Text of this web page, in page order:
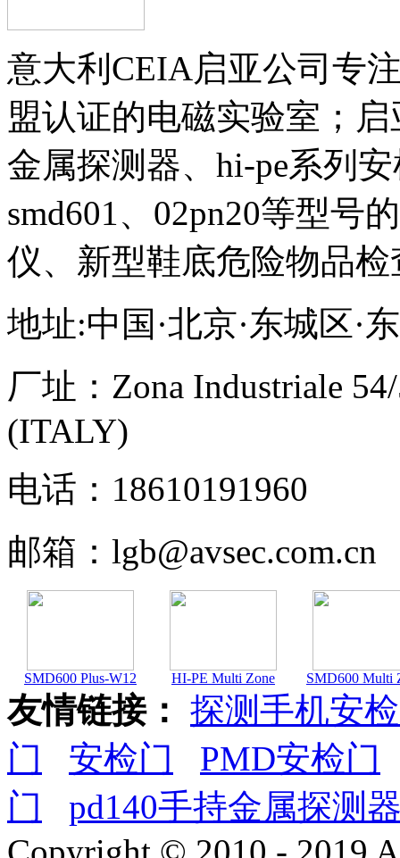
意大利CEIA启亚公司专
盟认证的电磁实验室；
金属探测器、hi-pe系列
smd601、02pn20等型号
仪、新型鞋底危险物品检
地址:中国·北京·东城区·
厂址： Zona Industriale
(ITALY)
电话：18610191960
邮箱：lgb@avsec.com.cn
SMD600 Plus-W12 HI-PE Multi Zone SMD600 Multi
友情链接： 探测手机安
门
安检门
PMD安检门
门
pd140手持金属探测